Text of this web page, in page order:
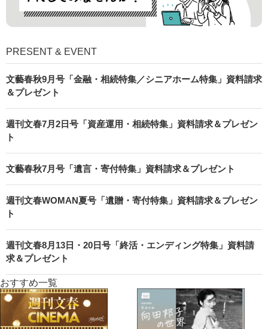
PRESENT & EVENT
文藝春秋9月号「金融・相続特集／シニアホーム特集」資料請求
＆プレゼント
週刊文春7月2日号「資産運用・相続特集」資料請求＆プレゼン
ト
文藝春秋7月号「遺言・寄付特集」資料請求＆プレゼント
週刊文春WOMAN夏号「遺贈・寄付特集」資料請求＆プレゼン
ト
週刊文春8月13日・20日号「終活・エンディング特集」資料請
求＆プレゼント
おすすめ一覧